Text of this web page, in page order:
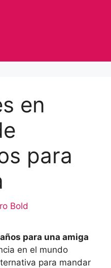
en
para
Bold
para una amiga
en el mundo
para mandar